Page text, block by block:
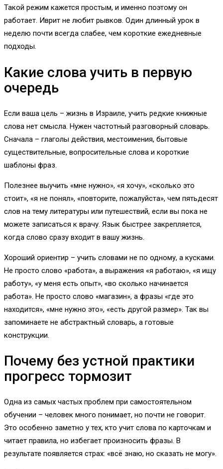
Такой режим кажется простым, и именно поэтому он
работает. Иврит не любит рывков. Один длинный урок в
неделю почти всегда слабее, чем короткие ежедневные
подходы.
Какие слова учить в первую
очередь
Если ваша цель – жизнь в Израиле, учить редкие книжные
слова нет смысла. Нужен частотный разговорный словарь.
Сначала – глаголы действия, местоимения, бытовые
существительные, вопросительные слова и короткие
шаблоны фраз.
Полезнее выучить «мне нужно», «я хочу», «сколько это
стоит», «я не понял», «повторите, пожалуйста», чем пятьдесят
слов на тему литературы или путешествий, если вы пока не
можете записаться к врачу. Язык быстрее закрепляется,
когда слово сразу входит в вашу жизнь.
Хороший ориентир – учить словами не по одному, а кусками.
Не просто слово «работа», а выражения «я работаю», «я ищу
работу», «у меня есть опыт», «во сколько начинается
работа». Не просто слово «магазин», а фразы «где это
находится», «мне нужно это», «есть другой размер». Так вы
запоминаете не абстрактный словарь, а готовые
конструкции.
Почему без устной практики
прогресс тормозит
Одна из самых частых проблем при самостоятельном
обучении – человек много понимает, но почти не говорит.
Это особенно заметно у тех, кто учит слова по карточкам и
читает правила, но избегает произносить фразы. В
результате появляется страх: «всё знаю, но сказать не могу».